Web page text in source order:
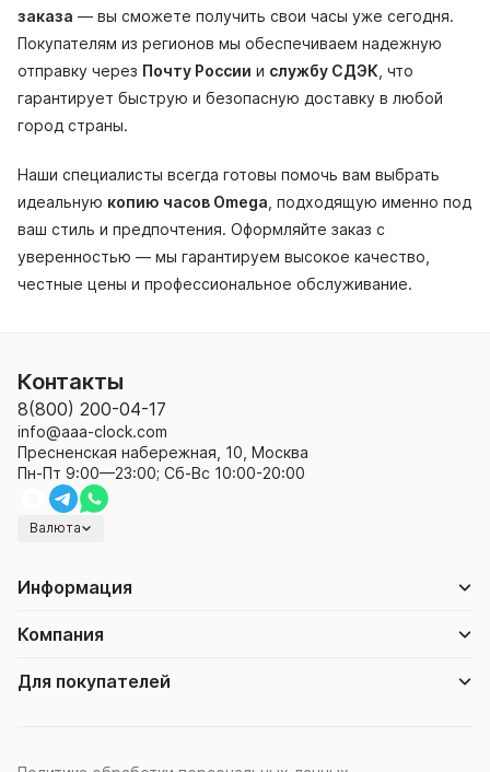
заказа — вы сможете получить свои часы уже сегодня.
Покупателям из регионов мы обеспечиваем надежную
отправку через Почту России и службу СДЭК , что
гарантирует быструю и безопасную доставку в любой
город страны.
Наши специалисты всегда готовы помочь вам выбрать
идеальную копию часов Omega , подходящую именно под
ваш стиль и предпочтения. Оформляйте заказ с
уверенностью — мы гарантируем высокое качество,
честные цены и профессиональное обслуживание.
Контакты
8(800) 200-04-17
info@aaa-clock.com
Пресненская набережная, 10, Москва
Пн-Пт 9:00—23:00; Сб-Вс 10:00-20:00
Валюта
Информация
Компания
Для покупателей